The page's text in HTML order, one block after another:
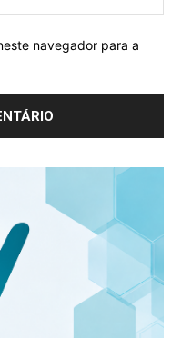
navegador para a